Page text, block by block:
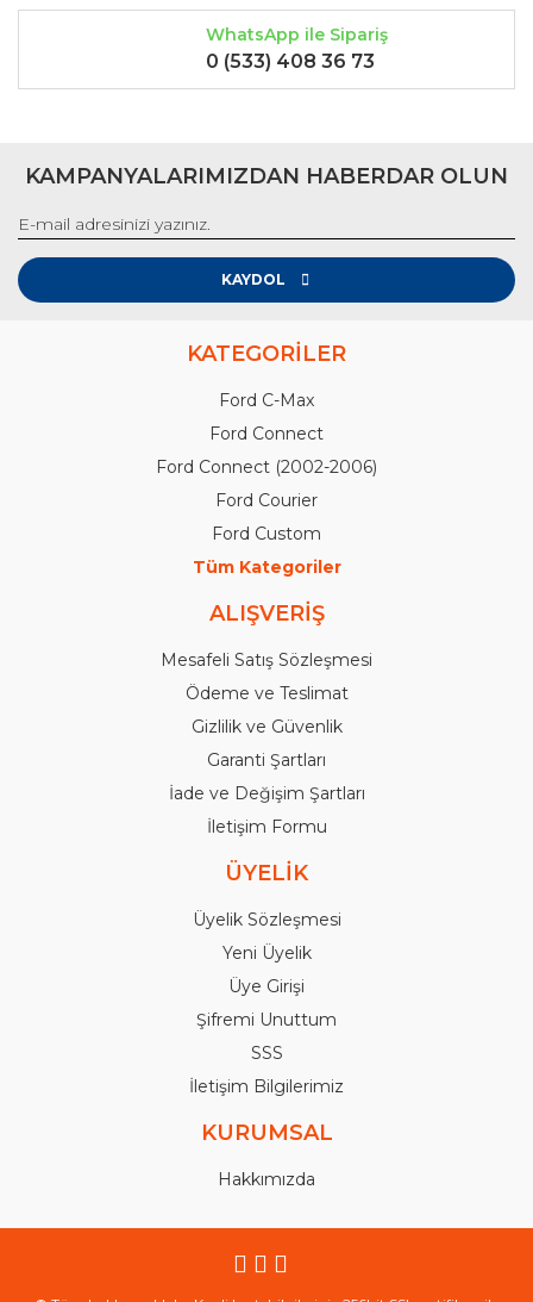
WhatsApp ile Sipariş
0 (533) 408 36 73
KAMPANYALARIMIZDAN HABERDAR OLUN
KAYDOL
KATEGORİLER
Ford C-Max
Ford Connect
Ford Connect (2002-2006)
Ford Courier
Ford Custom
Tüm Kategoriler
ALIŞVERİŞ
Mesafeli Satış Sözleşmesi
Ödeme ve Teslimat
Gizlilik ve Güvenlik
Garanti Şartları
İade ve Değişim Şartları
İletişim Formu
ÜYELİK
Üyelik Sözleşmesi
Yeni Üyelik
Üye Girişi
Şifremi Unuttum
SSS
İletişim Bilgilerimiz
KURUMSAL
Hakkımızda